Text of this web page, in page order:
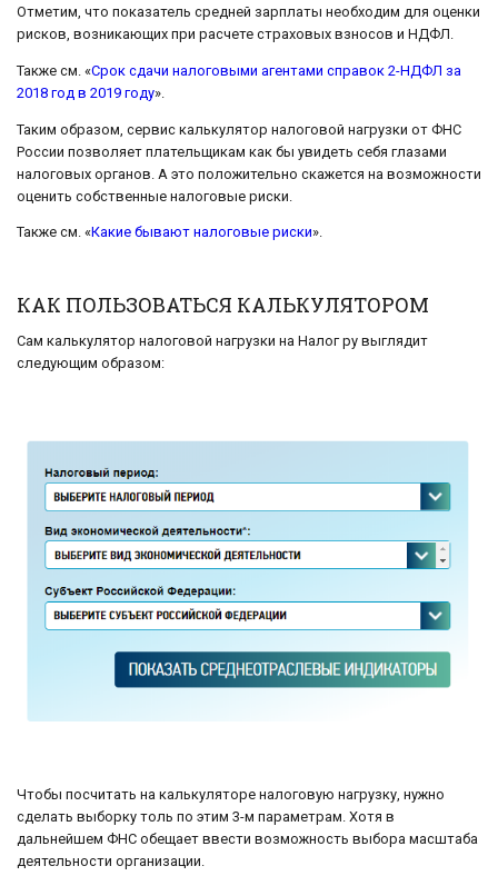
Отметим, что показатель средней зарплаты необходим для оценки
рисков, возникающих при расчете страховых взносов и НДФЛ.
Также см. «Срок сдачи налоговыми агентами справок 2-НДФЛ за
2018 год в 2019 году».
Таким образом, сервис калькулятор налоговой нагрузки от ФНС
России позволяет плательщикам как бы увидеть себя глазами
налоговых органов. А это положительно скажется на возможности
оценить собственные налоговые риски.
Также см. «Какие бывают налоговые риски».
КАК ПОЛЬЗОВАТЬСЯ КАЛЬКУЛЯТОРОМ
Сам калькулятор налоговой нагрузки на Налог ру выглядит
следующим образом:
Чтобы посчитать на калькуляторе налоговую нагрузку, нужно
сделать выборку толь по этим 3-м параметрам. Хотя в
дальнейшем ФНС обещает ввести возможность выбора масштаба
деятельности организации.